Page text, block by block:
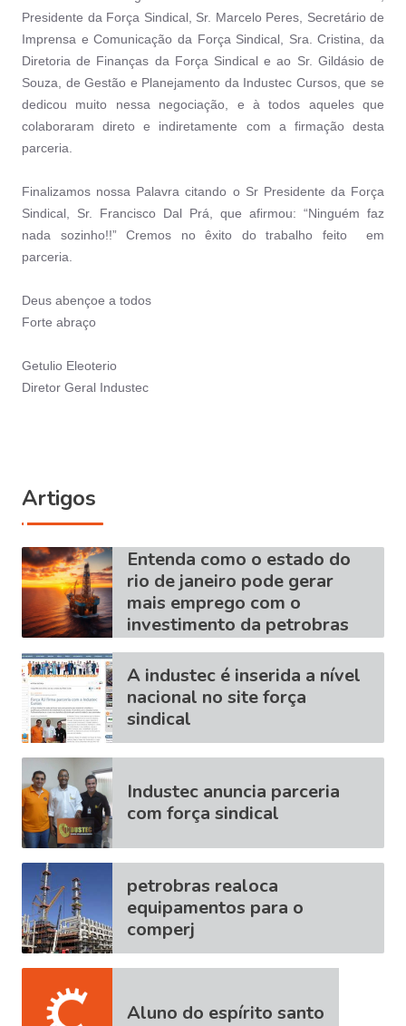
Presidente da Força Sindical, Sr. Marcelo Peres, Secretário de
Imprensa e Comunicação da Força Sindical, Sra. Cristina, da
Diretoria de Finanças da Força Sindical e ao Sr. Gildásio de
Souza, de Gestão e Planejamento da Industec Cursos, que se
dedicou muito nessa negociação, e à todos aqueles que
colaboraram direto e indiretamente com a firmação desta
parceria.
Finalizamos nossa Palavra citando o Sr Presidente da Força
Sindical, Sr. Francisco Dal Prá, que afirmou: “Ninguém faz
nada sozinho!!” Cremos no êxito do trabalho feito em
parceria.
Deus abençoe a todos
Forte abraço
Getulio Eleoterio
Diretor Geral Industec
Artigos
Entenda como o estado do
rio de janeiro pode gerar
mais emprego com o
investimento da petrobras
A industec é inserida a nível
nacional no site força
sindical
Industec anuncia parceria
com força sindical
petrobras realoca
equipamentos para o
comperj
Aluno do espírito santo